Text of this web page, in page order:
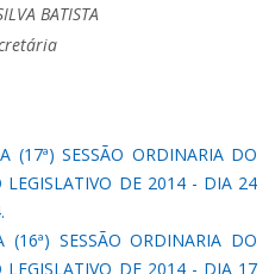
BATISTA
(17ª) SESSÃO ORDINARIA DO
LEGISLATIVO DE 2014 - DIA 24
SESSÃO ORDINARIA DO
LEGISLATIVO DE 2014 - DIA 17